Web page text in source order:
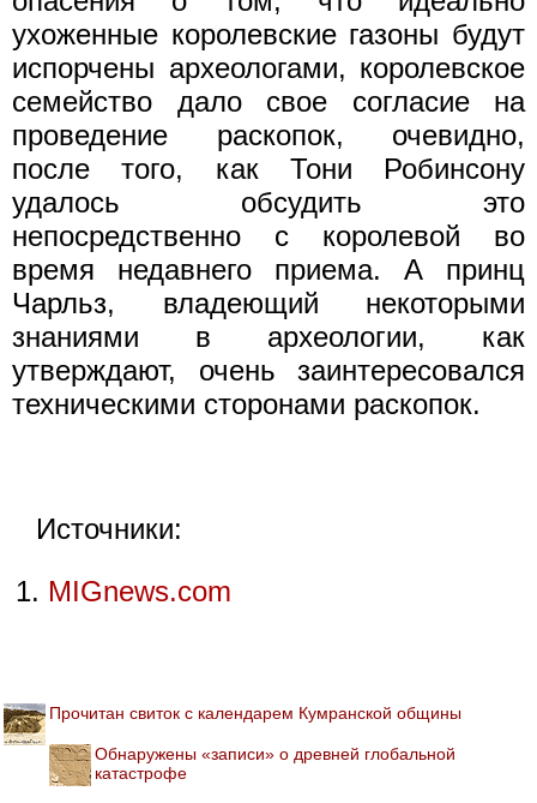
ухоженные королевские газоны будут
испорчены археологами, королевское
семейство дало свое согласие на
проведение раскопок, очевидно,
после того, как Тони Робинсону
удалось обсудить это
непосредственно с королевой во
время недавнего приема. А принц
Чарльз, владеющий некоторыми
знаниями в археологии, как
утверждают, очень заинтересовался
техническими сторонами раскопок.
Источники:
MIGnews.com
Прочитан свиток с календарем Кумранской общины
Обнаружены «записи» о древней глобальной
катастрофе